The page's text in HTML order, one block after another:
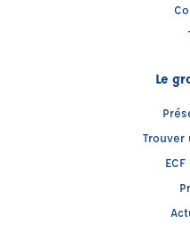
Le
Trouver